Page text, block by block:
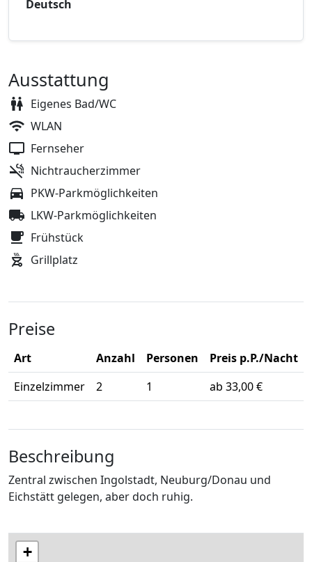
Deutsch
Ausstattung
Eigenes Bad/WC
WLAN
Fernseher
Nichtraucherzimmer
PKW-Parkmöglichkeiten
LKW-Parkmöglichkeiten
Frühstück
Grillplatz
Preise
Art Anzahl Personen
Preis p.P./Nacht
Einzelzimmer
2 1 ab 33,00 €
Beschreibung
Zentral zwischen Ingolstadt, Neuburg/Donau und
Eichstätt gelegen, aber doch ruhig.
+